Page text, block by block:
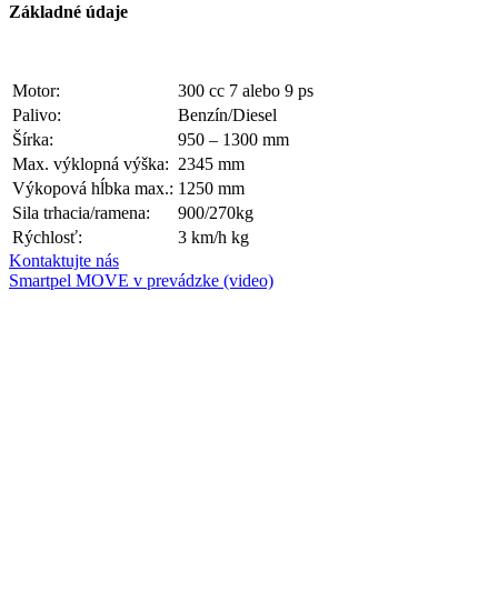
Základné údaje
Motor:
300 cc 7 alebo 9 ps
Palivo:
Benzín/Diesel
Šírka:
950 – 1300 mm
Max. výklopná výška: 2345 mm
Výkopová hĺbka max.: 1250 mm
Sila trhacia/ramena:
900/270kg
Rýchlosť:
3 km/h kg
Kontaktujte nás
Smartpel MOVE v prevádzke (video)